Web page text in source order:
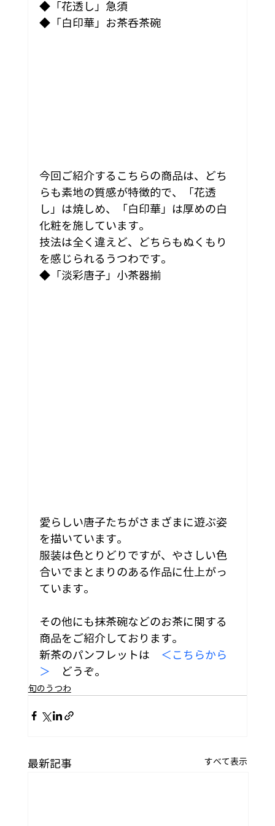
◆「花透し」急須
◆「白印華」お茶呑茶碗
今回ご紹介するこちらの商品は、どち
らも素地の質感が特徴的で、「花透
し」は焼しめ、「白印華」は厚めの白
化粧を施しています。
技法は全く違えど、どちらもぬくもり
を感じられるうつわです。
◆「淡彩唐子」小茶器揃
愛らしい唐子たちがさまざまに遊ぶ姿
を描いています。
服装は色とりどりですが、やさしい色
合いでまとまりのある作品に仕上がっ
ています。
その他にも抹茶碗などのお茶に関する
商品をご紹介しております。
新茶のパンフレットは
＜こちらから
＞ どうぞ。
旬のうつわ
最新記事 すべて表示